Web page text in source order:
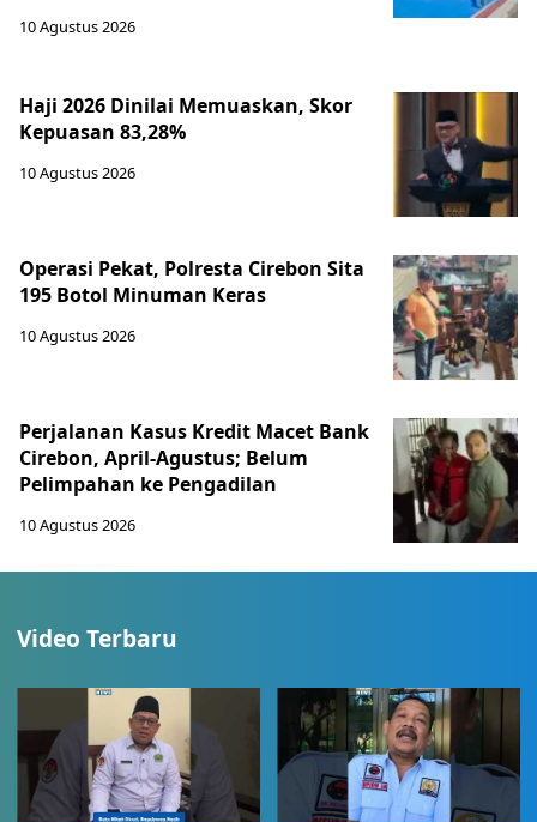
10 Agustus 2026
Haji 2026 Dinilai Memuaskan, Skor
Kepuasan 83,28%
10 Agustus 2026
Operasi Pekat, Polresta Cirebon Sita
195 Botol Minuman Keras
10 Agustus 2026
Perjalanan Kasus Kredit Macet Bank
Cirebon, April-Agustus; Belum
Pelimpahan ke Pengadilan
10 Agustus 2026
Video Terbaru